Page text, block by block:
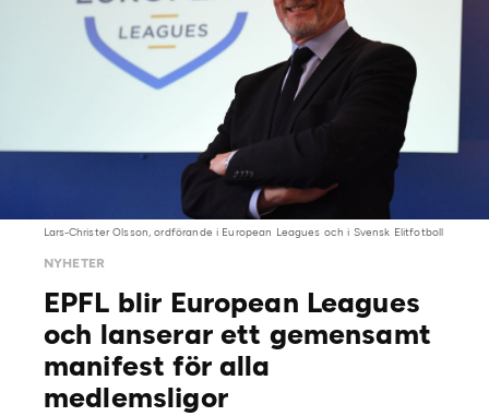
Lars-Christer Olsson, ordförande i European Leagues och i Svensk Elitfotboll
NYHETER
EPFL blir European Leagues
och lanserar ett gemensamt
manifest för alla
medlemsligor